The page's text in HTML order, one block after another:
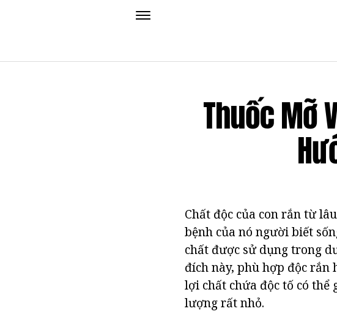
Thuốc Mỡ
Chất độc của con rắn từ
bệnh của nó người biết
chất được sử dụng trong
đích này, phù hợp độc rắn
lợi chất chứa độc tố có
lượng rất nhỏ.